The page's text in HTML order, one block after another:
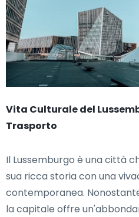
Vita Culturale del
Trasporto
Il Lussemburgo è una città
sua ricca storia con una
contemporanea.
la capitale offre